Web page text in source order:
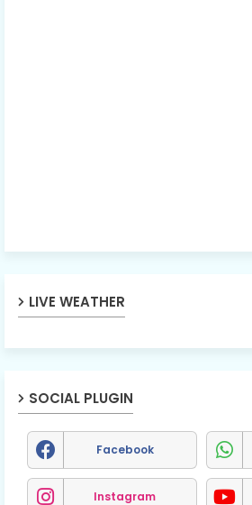
LIVE WEATHER
SOCIAL PLUGIN
Facebook
Instagram